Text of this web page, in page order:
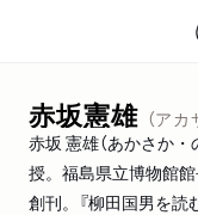
赤坂憲雄 （ア
赤坂 憲雄（あかさか
授。福島県立博物館館
創刊。『柳田国男を読